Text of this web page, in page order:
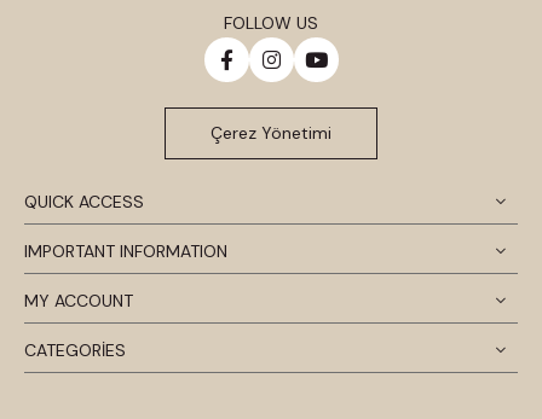
QUICK ACCESS
IMPORTANT INFORMATION
MY ACCOUNT
CATEGORİES
FOLLOW US
Çerez Yönetimi